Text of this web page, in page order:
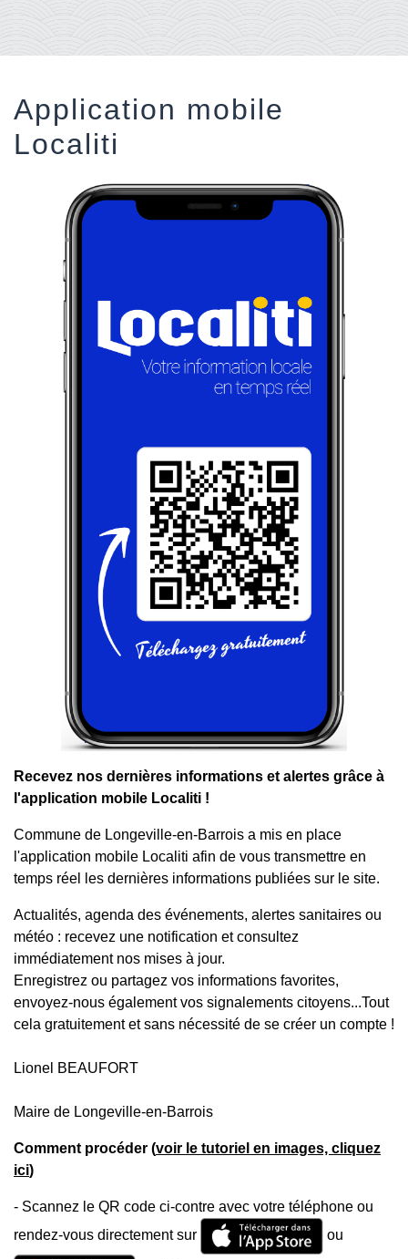
Application mobile
Localiti
Recevez nos dernières informations et alertes grâce à
l'application mobile Localiti !
Commune de Longeville-en-Barrois a mis en place
l'application mobile Localiti afin de vous transmettre en
temps réel les dernières informations publiées sur le site.
Actualités, agenda des événements, alertes sanitaires ou
météo : recevez une notification et consultez
immédiatement nos mises à jour.
Enregistrez ou partagez vos informations favorites,
envoyez-nous également vos signalements citoyens...Tout
cela gratuitement et sans nécessité de se créer un compte !
Lionel BEAUFORT
Maire de Longeville-en-Barrois
Comment procéder (voir le tutoriel en images, cliquez
ici)
- Scannez le QR code ci-contre avec votre téléphone ou
rendez-vous directement sur
ou